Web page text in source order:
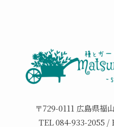
〒729-0111 広島県福
TEL 084-933-2055 /